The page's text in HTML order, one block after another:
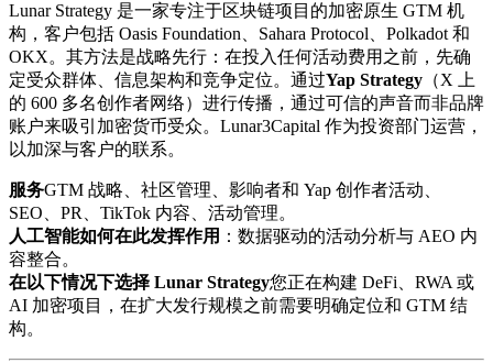
Lunar Strategy 是一家专注于区块链项目的加密原生 GTM 机
构，客户包括 Oasis Foundation、Sahara Protocol、Polkadot 和
OKX。其方法是战略先行：在投入任何活动费用之前，先确
定受众群体、信息架构和竞争定位。通过Yap Strategy （X 上
的 600 多名创作者网络）进行传播，通过可信的声音而非品牌
账户来吸引加密货币受众。Lunar3Capital 作为投资部门运营，
以加深与客户的联系。
服务GTM 战略、社区管理、影响者和 Yap 创作者活动、
SEO、PR、TikTok 内容、活动管理。
人工智能如何在此发挥作用 ：数据驱动的活动分析与 AEO 内
容整合。
在以下情况下选择 Lunar Strategy您正在构建 DeFi、RWA 或
AI 加密项目，在扩大发行规模之前需要明确定位和 GTM 结
构。